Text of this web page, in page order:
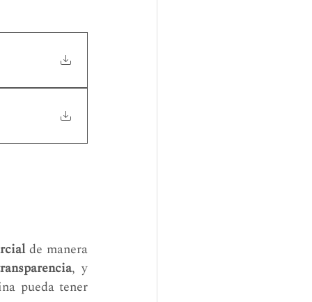
de manera
, y
pueda tener